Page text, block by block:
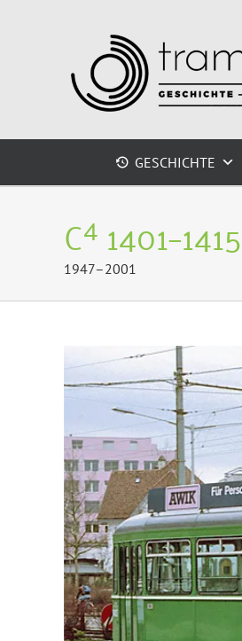
GESCHICHTE
C4 1401–1415
1947–2001
Bild